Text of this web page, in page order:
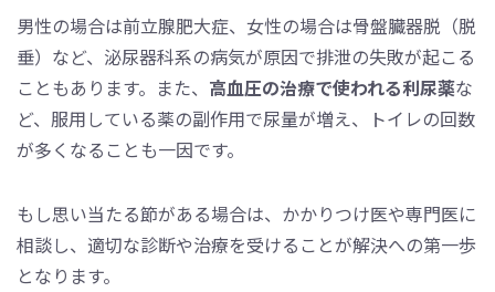
男性の場合は前立腺肥大症、女性の場合は骨盤臓器脱（脱
垂）など、泌尿器科系の病気が原因で排泄の失敗が起こる
こともあります。また、 高血圧の治療で使われる利尿薬な
ど、服用している薬の副作用で尿量が増え、トイレの回数
が多くなることも一因です。
もし思い当たる節がある場合は、かかりつけ医や専門医に
相談し、適切な診断や治療を受けることが解決への第一歩
となります。